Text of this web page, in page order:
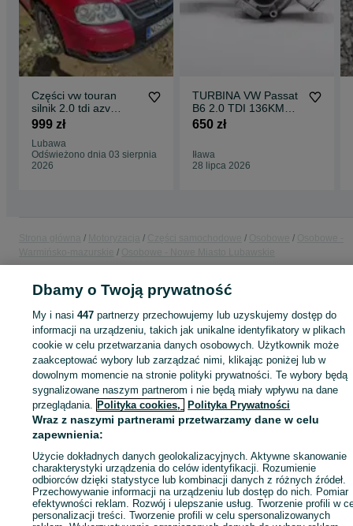
Części vw touran
silnik 2.0 tdi azv
skrzynia hdv Kolor
999 zł
Lubawa
Odświeżono dnia 03 sierpnia
2026
TURBINA VW Passat
B6 2.0 TDI 136KM
Audi A4 B7 2.0 TDI
650 zł
Iława
28 lipca 2026
KATEGORIA
ID:1064677285 Wyświetlenia:
Zadzwoń / SMS Wyślij wiadomość
Dbamy o Twoją prywatność
My i nasi447 partnerzy przechowujemy lub uzyskujemy dostęp do
informacji na urządzeniu, takich jak unikalne identyfikatory w plikach
cookie w celu przetwarzania danych osobowych. Użytkownik może
zaakceptować wybory lub zarządzać nimi, klikając poniżej lub w
dowolnym momencie na stronie polityki prywatności. Te wybory będą
sygnalizowane naszym partnerom i nie będą miały wpływu na dane
przeglądania. Polityka cookies, Polityka Prywatności
Wraz z naszymi partnerami przetwarzamy dane w celu
zapewnienia:
Użycie dokładnych danych geolokalizacyjnych. Aktywne skanowanie
charakterystyki urządzenia do celów identyfikacji. Rozumienie
odbiorców dzięki statystyce lub kombinacji danych z różnych źródeł.
Przechowywanie informacji na urządzeniu lub dostęp do nich. Pomiar
efektywności reklam. Rozwój i ulepszanie usług. Tworzenie profili w
personalizacji treści. Tworzenie profili w celu spersonalizowanych